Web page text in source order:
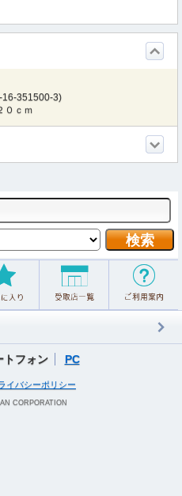
16-351500-3)
ｃｍ
トフォン PC
イバシーポリシー
CORPORATION